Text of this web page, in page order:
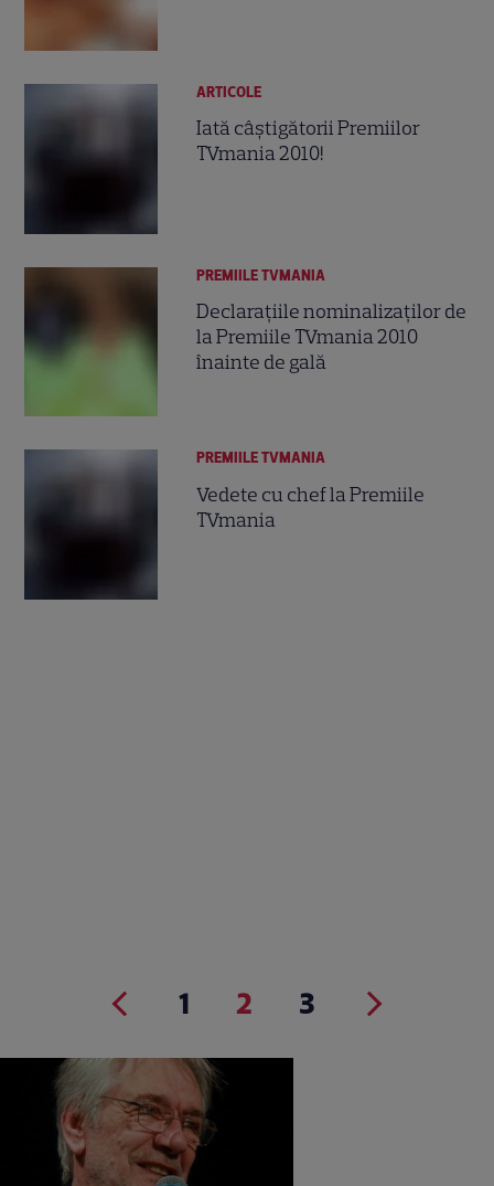
ARTICOLE
Iată câştigătorii Premiilor
TVmania 2010!
PREMIILE TVMANIA
Declaraţiile nominalizaţilor de
la Premiile TVmania 2010
înainte de gală
PREMIILE TVMANIA
Vedete cu chef la Premiile
TVmania
1 2 3